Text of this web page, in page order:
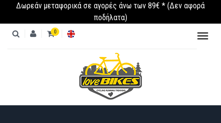
Δωρεάν μεταφορικά σε αγορές άνω των 89€ * (Δεν αφορά
ποδήλατα)
0